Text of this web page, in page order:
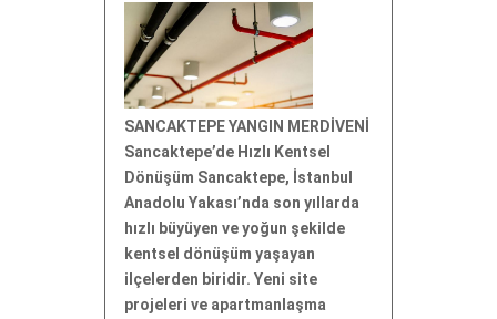
SANCAKTEPE YANGIN MERDİVENİ
Sancaktepe’de Hızlı Kentsel
Dönüşüm Sancaktepe, İstanbul
Anadolu Yakası’nda son yıllarda
hızlı büyüyen ve yoğun şekilde
kentsel dönüşüm yaşayan
ilçelerden biridir. Yeni site
projeleri ve apartmanlaşma